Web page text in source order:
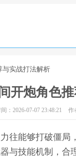
与实战打法解析
开炮角色
：2026-07-07 23:48:21 作
往能够打破僵
与技能机制，